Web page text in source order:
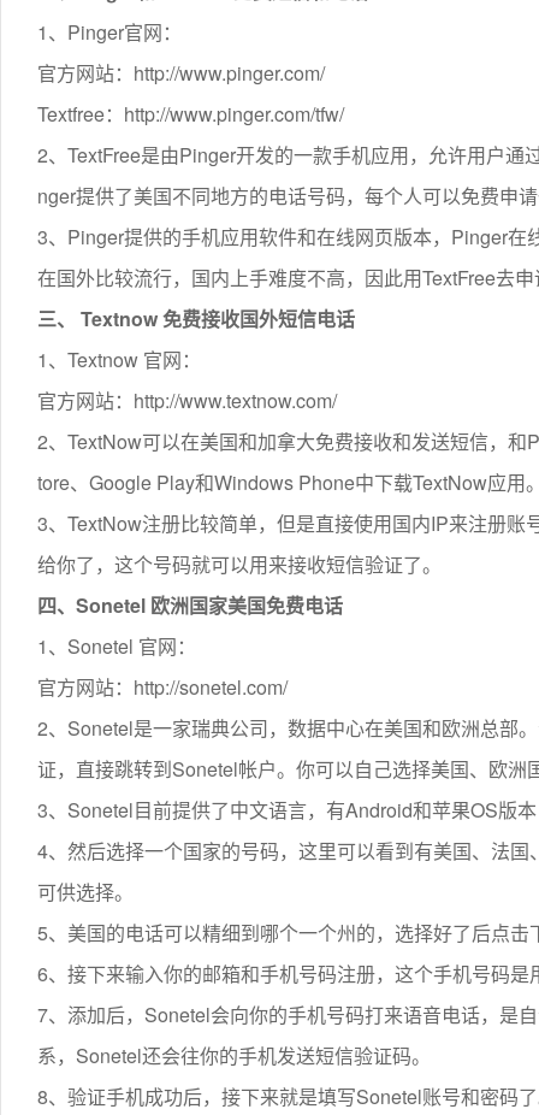
1、Pinger官网：
官方网站：http://www.pinger.com/
Textfree：http://www.pinger.com/tfw/
2、TextFree是由Pinger开发的一款手机应用，允许用户
nger提供了美国不同地方的电话号码，每个人可以免费申
3、Pinger提供的手机应用软件和在线网页版本，Pinger
在国外比较流行，国内上手难度不高，因此用TextFree去
三、 Textnow 免费接收国外短信电话
1、Textnow 官网：
官方网站：http://www.textnow.com/
2、TextNow可以在美国和加拿大免费接收和发送短信，
tore、Google Play和Windows Phone中下载TextNow应用
3、TextNow注册比较简单，但是直接使用国内IP来注册
给你了，这个号码就可以用来接收短信验证了。
四、Sonetel 欧洲国家美国免费电话
1、Sonetel 官网：
官方网站：http://sonetel.com/
2、Sonetel是一家瑞典公司，数据中心在美国和欧洲总部
证，直接跳转到Sonetel帐户。你可以自己选择美国、欧洲
3、Sonetel目前提供了中文语言，有Android和苹果OS版
4、然后选择一个国家的号码，这里可以看到有美国、法
可供选择。
5、美国的电话可以精细到哪个一个州的，选择好了后点击
6、接下来输入你的邮箱和手机号码注册，这个手机号码
7、添加后，Sonetel会向你的手机号码打来语音电话，是
系，Sonetel还会往你的手机发送短信验证码。
8、验证手机成功后，接下来就是填写Sonetel账号和密码